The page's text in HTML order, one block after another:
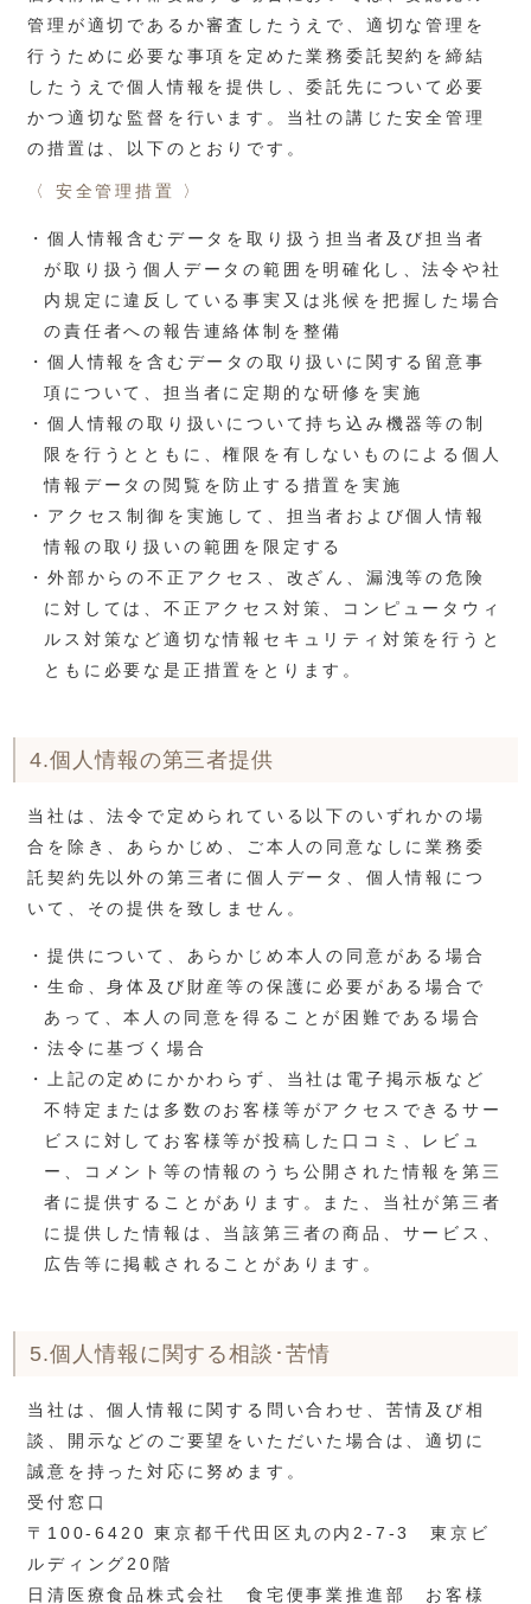
管理が適切であるか審査したうえで、適切な管理を
行うために必要な事項を定めた業務委託契約を締結
したうえで個人情報を提供し、委託先について必要
かつ適切な監督を行います。当社の講じた安全管理
の措置は、以下のとおりです。
〈 安全管理措置 〉
・個人情報含むデータを取り扱う担当者及び担当者
が取り扱う個人データの範囲を明確化し、法令や社
内規定に違反している事実又は兆候を把握した場合
の責任者への報告連絡体制を整備
・個人情報を含むデータの取り扱いに関する留意事
項について、担当者に定期的な研修を実施
・個人情報の取り扱いについて持ち込み機器等の制
限を行うとともに、権限を有しないものによる個人
情報データの閲覧を防止する措置を実施
・アクセス制御を実施して、担当者および個人情報
情報の取り扱いの範囲を限定する
・外部からの不正アクセス、改ざん、漏洩等の危険
に対しては、不正アクセス対策、コンピュータウィ
ルス対策など適切な情報セキュリティ対策を行うと
ともに必要な是正措置をとります。
4.個人情報の第三者提供
当社は、法令で定められている以下のいずれかの場
合を除き、あらかじめ、ご本人の同意なしに業務委
託契約先以外の第三者に個人データ、個人情報につ
いて、その提供を致しません。
・提供について、あらかじめ本人の同意がある場合
・生命、身体及び財産等の保護に必要がある場合で
あって、本人の同意を得ることが困難である場合
・法令に基づく場合
・上記の定めにかかわらず、当社は電子掲示板など
不特定または多数のお客様等がアクセスできるサー
ビスに対してお客様等が投稿した口コミ、レビュ
ー、コメント等の情報のうち公開された情報を第三
者に提供することがあります。また、当社が第三者
に提供した情報は、当該第三者の商品、サービス、
広告等に掲載されることがあります。
5.個人情報に関する相談･苦情
当社は、個人情報に関する問い合わせ、苦情及び相
談、開示などのご要望をいただいた場合は、適切に
誠意を持った対応に努めます。
受付窓口
〒100-6420 東京都千代田区丸の内2-7-3 東京ビ
ルディング20階
日清医療食品株式会社 食宅便事業推進部 お客様